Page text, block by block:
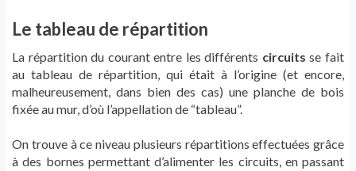
Le tableau de répartition
La répartition du courant entre les différents circuits se fait
au tableau de répartition, qui était à l’origine (et encore,
malheureusement, dans bien des cas) une planche de bois
fixée au mur, d’où l’appellation de “tableau”.
On trouve à ce niveau plusieurs répartitions effectuées grâce
à des bornes permettant d’alimenter les circuits, en passant